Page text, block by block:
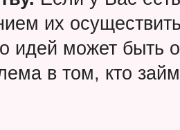
их
идей может быть
в том, кто